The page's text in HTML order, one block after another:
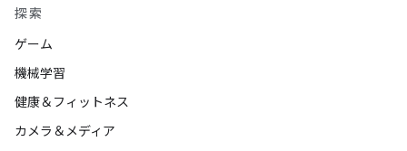
探索
ゲーム
機械学習
健康＆フィットネス
カメラ＆メディア